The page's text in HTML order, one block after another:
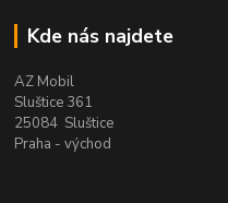
Kde nás najdete
AZ Mobil
Sluštice 361
25084 Sluštice
Praha - východ